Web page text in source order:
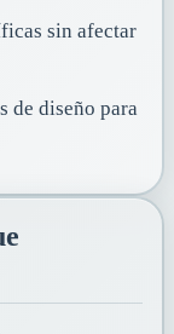
sin afectar
de diseño para